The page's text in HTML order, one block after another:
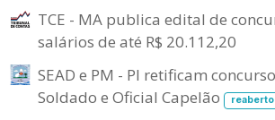
TCE - MA publica edital de
salários de até R$ 20.112,20
SEAD e PM - PI retificam
Soldado e Oficial Capelão
reaberto